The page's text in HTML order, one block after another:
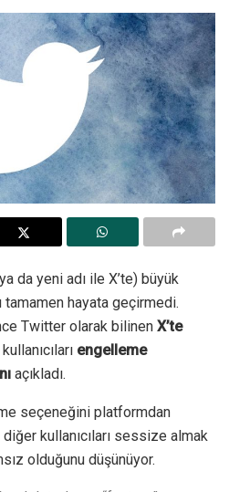
da yeni adı ile X’te) büyük
tamamen hayata geçirmedi.
Twitter olarak bilinen X’te
kullanıcıları engelleme
açıkladı.
seçeneğini platformdan
kullanıcıları sessize almak
olduğunu düşünüyor.